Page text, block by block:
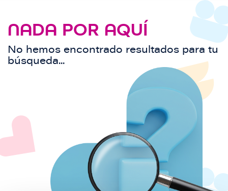
NADA POR AQUÍ
No hemos encontrado resultados para tu
búsqueda...